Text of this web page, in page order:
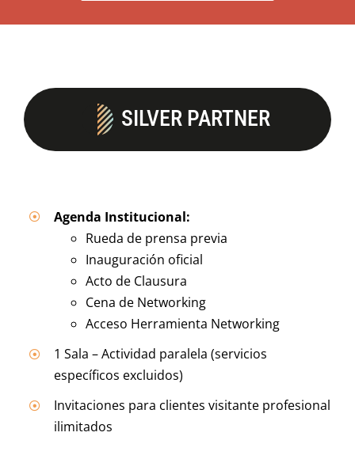
SILVER PARTNER
Agenda Institucional:
Rueda de prensa previa
Inauguración oficial
Acto de Clausura
Cena de Networking
Acceso Herramienta Networking
1 Sala – Actividad paralela (servicios
específicos excluidos)
Invitaciones para clientes visitante profesional
ilimitados